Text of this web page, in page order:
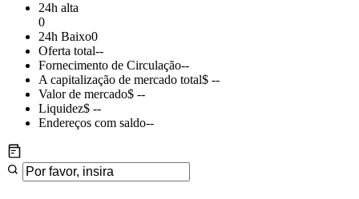
24h alta
0
24h Baixo0
Oferta total--
Fornecimento de Circulação--
A capitalização de mercado total$ --
Valor de mercado$ --
Liquidez$ --
Endereços com saldo--